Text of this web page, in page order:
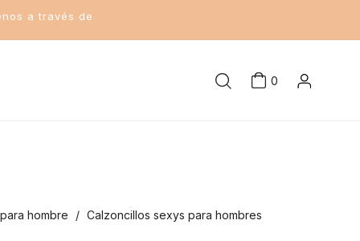
a través de
0
hombre / Calzoncillos sexys para hombres